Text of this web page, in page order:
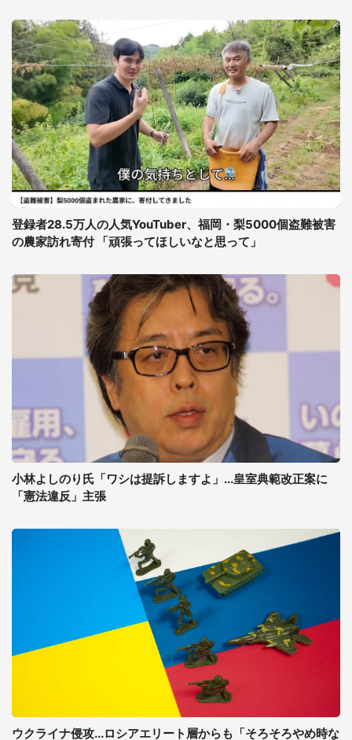
登録者28.5万人の人気YouTuber、福岡・梨5000個盗難被害
の農家訪れ寄付 「頑張ってほしいなと思って」
小林よしのり氏「ワシは提訴しますよ」...皇室典範改正案に
「憲法違反」主張
ウクライナ侵攻...ロシアエリート層からも「そろそろやめ時な